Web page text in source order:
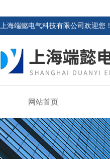
上海端懿电气科技有限公司欢迎您！
网站首页